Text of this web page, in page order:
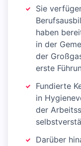
Sie
haben
in der
der
erste
Fundierte
in
der
Darüber